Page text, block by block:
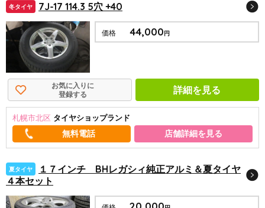
冬タイヤ 7J-17 114.3 5穴 +40
価格 44,000 円
お気に入りに
登録する
詳細を見る
札幌市北区 タイヤショップランド
店舗詳細を見る
夏タイヤ
１７インチ BHレガシィ純正アルミ＆夏タイヤ
４本セット